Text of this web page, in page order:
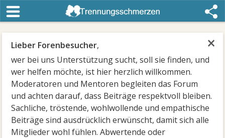
×
Lieber Forenbesucher,
wer bei uns Unterstützung sucht, soll sie finden, und
wer helfen möchte, ist hier herzlich willkommen.
Moderatoren und Mentoren begleiten das Forum
und achten darauf, dass Beiträge respektvoll bleiben.
Sachliche, tröstende, wohlwollende und empathische
Beiträge sind ausdrücklich erwünscht, damit sich alle
Mitglieder wohl fühlen. Abwertende oder